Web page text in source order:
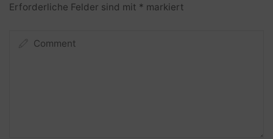
Erforderliche Felder sind mit * markiert